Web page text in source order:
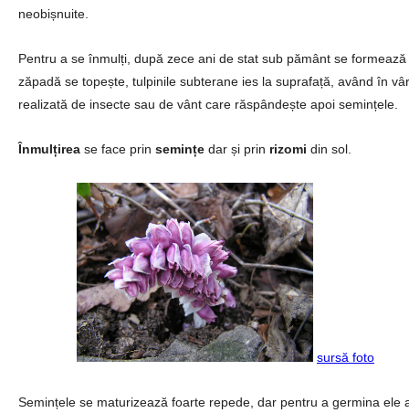
neobișnuite.
Pentru a se înmulți, după zece ani de stat sub pământ se
zăpadă se topește, tulpinile subterane ies la suprafață, având în
realizată de insecte sau de vânt care răspândește apoi semințele.
Înmulțirea se face prin semințe dar și prin rizomi din sol.
sursă foto
Semințele se maturizează foarte repede, dar pentru a germina